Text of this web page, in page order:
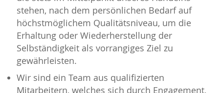
stehen, nach dem persönlichen Bedarf auf
höchstmöglichem Qualitätsniveau, um die
Erhaltung oder Wiederherstellung der
Selbständigkeit als vorrangiges Ziel zu
gewährleisten.
Wir sind ein Team aus qualifizierten
Mitarbeitern, welches sich durch Engagement,